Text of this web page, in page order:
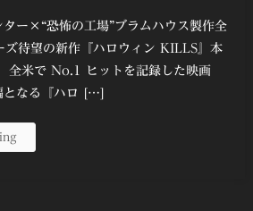
ター×“恐怖の工場”ブラムハウス製作全
待望の新作『ハロウィン KILLS』本
全米で No.1 ヒットを記録した映画
となる『ハロ […]